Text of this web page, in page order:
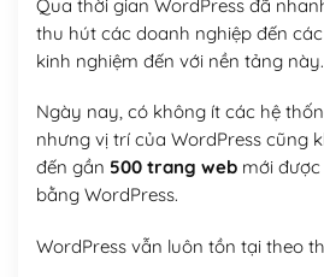
Qua thời gian WordPress đã
thu hút các doanh nghiệp đến
kinh nghiệm đến với nền tảng này.
Ngày nay, có không ít các hệ
nhưng vị trí của WordPress cũng
đến gần 500 trang webmới được
bằng WordPress.
WordPress vẫn luôn tồn tại theo